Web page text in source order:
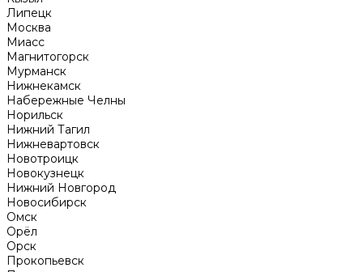
Липецк
Москва
Миасс
Магнитогорск
Мурманск
Нижнекамск
Набережные Челны
Норильск
Нижний Тагил
Нижневартовск
Новотроицк
Новокузнецк
Нижний Новгород
Новосибирск
Омск
Орёл
Орск
Прокопьевск